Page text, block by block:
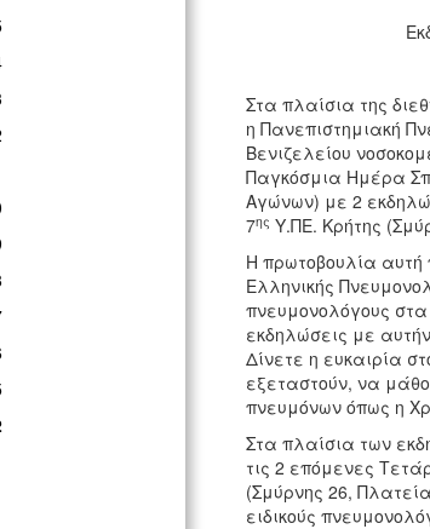
Στα πλαίσια της
η Πανεπιστημιακή
Βενιζελείου
Παγκόσμια Ημέρα
Αγώνων) με 2
7ης Υ.ΠΕ. Κρήτης
Η πρωτοβουλία αυτή
Ελληνικής
πνευμονολόγους
εκδηλώσεις με
Δίνετε η ευκαιρία
εξεταστούν, να
πνευμόνων όπως η
Στα πλαίσια των
τις 2 επόμενες
(Σμύρνης 26,
ειδικούς